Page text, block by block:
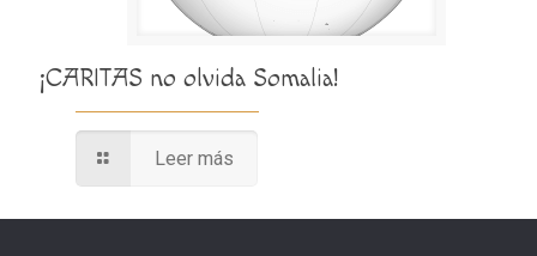
¡CARITAS no olvida Somalia!
Leer más